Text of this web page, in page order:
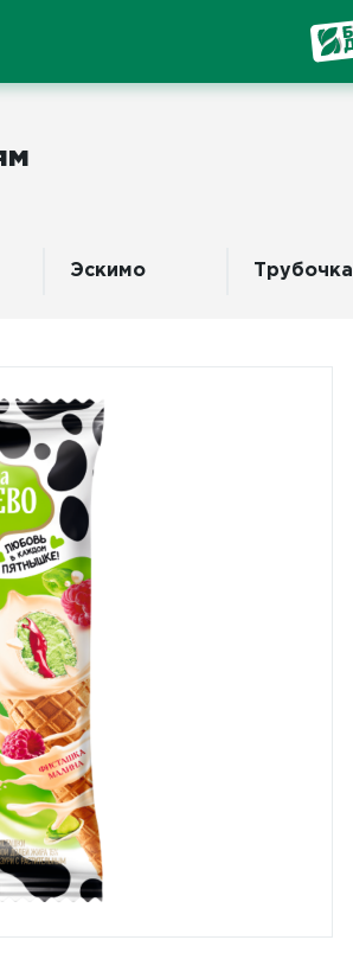
Эскимо Трубочка